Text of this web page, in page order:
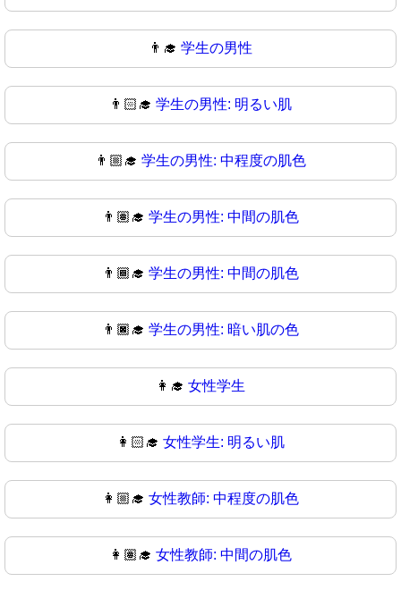
👨‍🎓 学生の男性
👨🏻‍🎓 学生の男性: 明るい肌
👨🏼‍🎓 学生の男性: 中程度の肌色
👨🏽‍🎓 学生の男性: 中間の肌色
👨🏾‍🎓 学生の男性: 中間の肌色
👨🏿‍🎓 学生の男性: 暗い肌の色
👩‍🎓 女性学生
👩🏻‍🎓 女性学生: 明るい肌
👩🏼‍🎓 女性教師: 中程度の肌色
👩🏽‍🎓 女性教師: 中間の肌色